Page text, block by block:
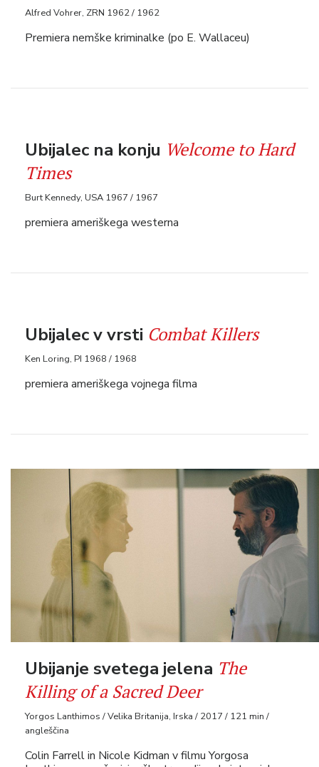
Alfred Vohrer, ZRN 1962 / 1962
Premiera nemške kriminalke (po E. Wallaceu)
Ubijalec na konju Welcome to Hard
Times
Burt Kennedy, USA 1967 / 1967
premiera ameriškega westerna
Ubijalec v vrsti Combat Killers
Ken Loring, PI 1968 / 1968
premiera ameriškega vojnega filma
Ubijanje svetega jelena The
Killing of a Sacred Deer
Yorgos Lanthimos / Velika Britanija, Irska / 2017 / 121 min /
angleščina
Colin Farrell in Nicole Kidman v filmu Yorgosa